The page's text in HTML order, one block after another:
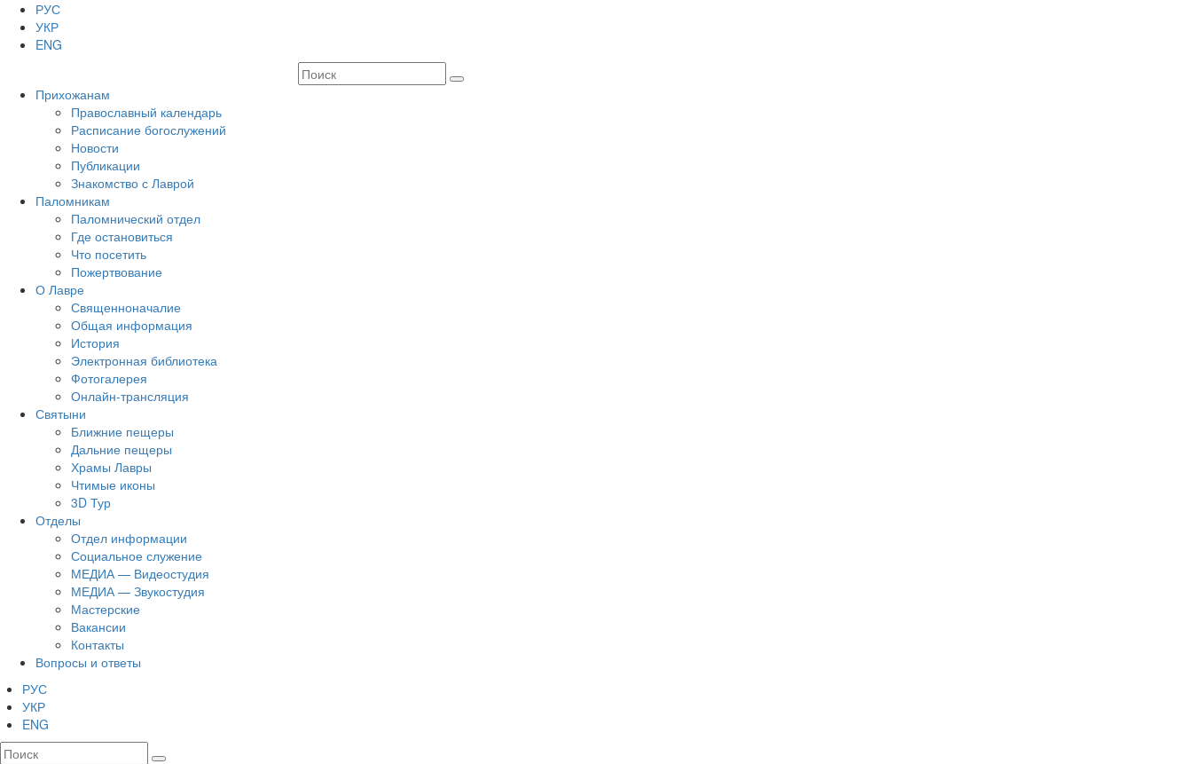
РУС
УКР
ENG
Прихожанам
Православный календарь
Расписание богослужений
Новости
Публикации
Знакомство с Лаврой
Паломникам
Паломнический отдел
Где остановиться
Что посетить
Пожертвование
О Лавре
Священноначалие
Общая информация
История
Электронная библиотека
Фотогалерея
Онлайн-трансляция
Святыни
Ближние пещеры
Дальние пещеры
Храмы Лавры
Чтимые иконы
3D Тур
Отделы
Отдел информации
Социальное служение
МЕДИА — Видеостудия
МЕДИА — Звукостудия
Мастерские
Вакансии
Контакты
Вопросы и ответы
РУС
УКР
ENG